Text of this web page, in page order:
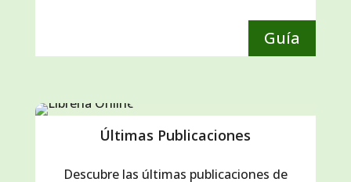
Guía
Últimas Publicaciones
Descubre las últimas publicaciones de